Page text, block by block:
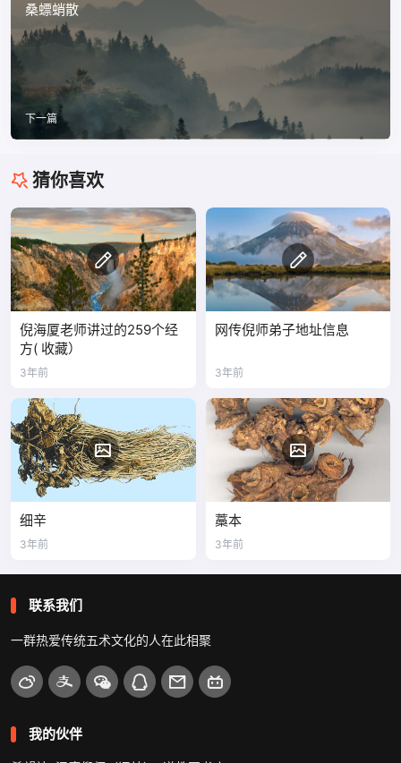
桑螵蛸散
下一篇
猜你喜欢
倪海厦老师讲过的259个经
方( 收藏）
3年前
网传倪师弟子地址信息
3年前
细辛
3年前
藁本
3年前
联系我们
一群热爱传统五术文化的人在此相聚
我的伙伴